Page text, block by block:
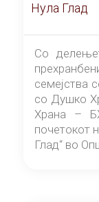
Нула Глад
Со
семејства
со Душко
Храна –
почетокот
Глад“ во